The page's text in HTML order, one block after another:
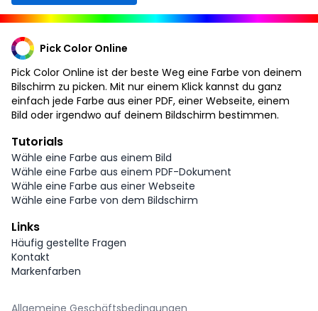
Pick Color Online
Pick Color Online ist der beste Weg eine Farbe von deinem
Bilschirm zu picken. Mit nur einem Klick kannst du ganz
einfach jede Farbe aus einer PDF, einer Webseite, einem
Bild oder irgendwo auf deinem Bildschirm bestimmen.
Tutorials
Wähle eine Farbe aus einem Bild
Wähle eine Farbe aus einem PDF-Dokument
Wähle eine Farbe aus einer Webseite
Wähle eine Farbe von dem Bildschirm
Links
Häufig gestellte Fragen
Kontakt
Markenfarben
Allgemeine Geschäftsbedingungen